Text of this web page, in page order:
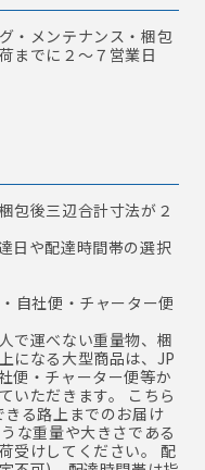
・メンテナンス・梱包
までに２～７営業日
包後三辺合計寸法が２
日や配達時間帯の選択
自社便・チャーター便
で運べない重量物、梱
になる大型商品は、JP
便・チャーター便等か
いただきます。 こちら
る路上までのお届け
な重量や大きさである
受けしてください。 配